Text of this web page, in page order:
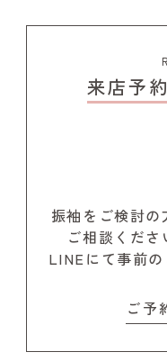
来店予
振袖をご検討
ご相談くださ
LINEにて事前の
ご予